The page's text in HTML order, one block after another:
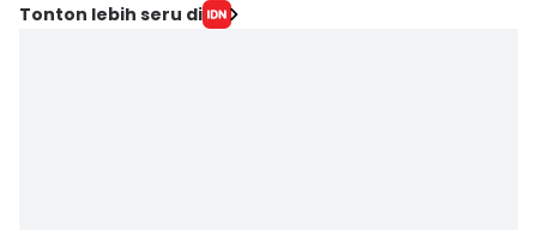
Tonton lebih seru di